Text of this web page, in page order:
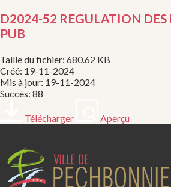
D2024-52 REGULATION
PUB
Taille du fichier: 680.62 KB
Créé: 19-11-2024
Mis à jour: 19-11-2024
Succès: 88
Télécharger Aperçu